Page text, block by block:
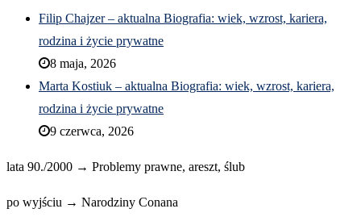
Filip Chajzer – aktualna Biografia: wiek, wzrost, kariera,
rodzina i życie prywatne
8 maja, 2026
Marta Kostiuk – aktualna Biografia: wiek, wzrost, kariera,
rodzina i życie prywatne
9 czerwca, 2026
lata 90./2000 → Problemy prawne, areszt, ślub
po wyjściu → Narodziny Conana